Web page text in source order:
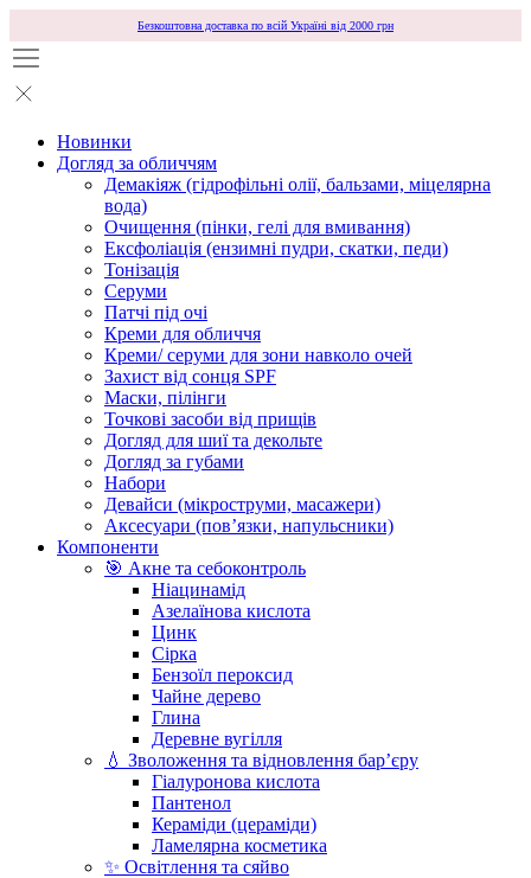
Безкоштовна доставка по всій Україні від 2000 грн
Новинки
Догляд за обличчям
Демакіяж (гідрофільні олії, бальзами, міцелярна
вода)
Очищення (пінки, гелі для вмивання)
Ексфоліація (ензимні пудри, скатки, педи)
Тонізація
Серуми
Патчі під очі
Креми для обличчя
Креми/ серуми для зони навколо очей
Захист від сонця SPF
Маски, пілінги
Точкові засоби від прищів
Догляд для шиї та декольте
Догляд за губами
Набори
Девайси (мікроструми, масажери)
Аксесуари (повʼязки, напульсники)
Компоненти
🎯 Акне та себоконтроль
Ніацинамід
Азелаїнова кислота
Цинк
Сірка
Бензоїл пероксид
Чайне дерево
Глина
Деревне вугілля
💧 Зволоження та відновлення бар’єру
Гіалуронова кислота
Пантенол
Кераміди (цераміди)
Ламелярна косметика
✨ Освітлення та сяйво